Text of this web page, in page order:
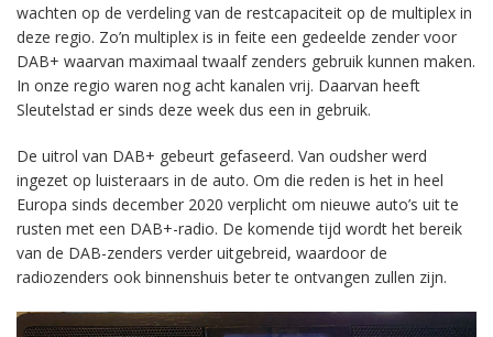
wachten op de verdeling van de restcapaciteit op de multiplex in
deze regio. Zo’n multiplex is in feite een gedeelde zender voor
DAB+ waarvan maximaal twaalf zenders gebruik kunnen maken.
In onze regio waren nog acht kanalen vrij. Daarvan heeft
Sleutelstad er sinds deze week dus een in gebruik.
De uitrol van DAB+ gebeurt gefaseerd. Van oudsher werd
ingezet op luisteraars in de auto. Om die reden is het in heel
Europa sinds december 2020 verplicht om nieuwe auto’s uit te
rusten met een DAB+-radio. De komende tijd wordt het bereik
van de DAB-zenders verder uitgebreid, waardoor de
radiozenders ook binnenshuis beter te ontvangen zullen zijn.